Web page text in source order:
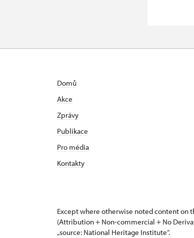
Domů
Akce
Zprávy
Publikace
Pro média
Kontakty
Except where otherwise noted content on
(Attribution + Non-commercial + No
„source: National Heritage Institute“.